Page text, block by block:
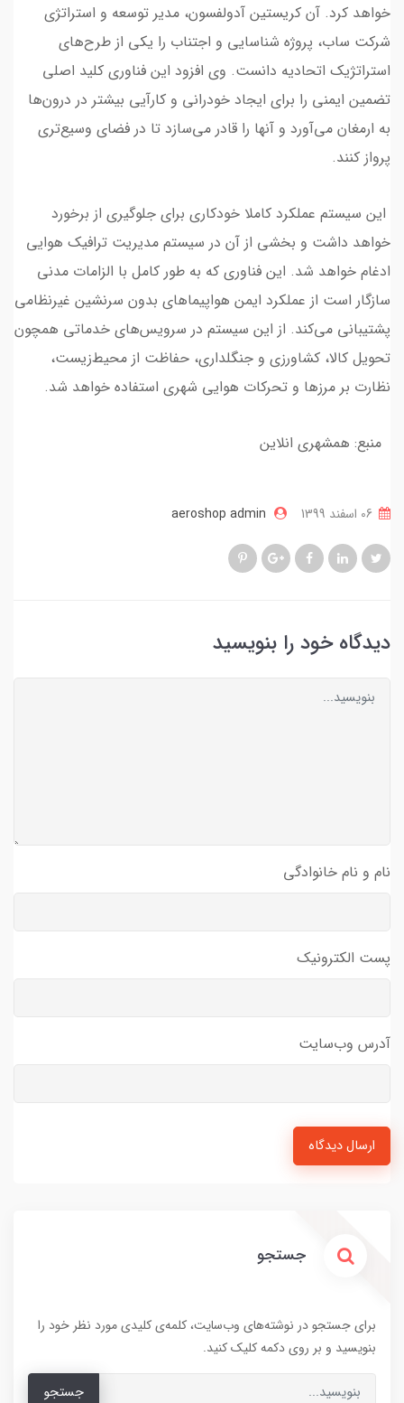
خواهد کرد. آن کریستین آدولفسون، مدیر توسعه و استراتژی
شرکت ساب، پروژه شناسایی و اجتناب را یکی از طرح‌های
استراتژیک اتحادیه دانست. وی افزود این فناوری کلید اصلی
تضمین ایمنی را برای ایجاد خودرانی و کارآیی بیشتر در درون‌ها
به ارمغان می‌آورد و آنها را قادر می‌سازد تا در فضای وسیع‌تری
پرواز کنند.
این سیستم عملکرد کاملا خودکاری برای جلوگیری از برخورد
خواهد داشت و بخشی از آن در سیستم مدیریت ترافیک هوایی
ادغام خواهد شد. این فناوری که به طور کامل با الزامات مدنی
سازگار است از عملکرد ایمن هواپیماهای بدون سرنشین غیرنظامی
پشتیبانی می‌کند. از این سیستم در سرویس‌های خدماتی همچون
تحویل کالا، کشاورزی و جنگلداری، حفاظت از محیط‌زیست،
نظارت بر مرزها و تحرکات هوایی شهری استفاده خواهد شد.
منبع: همشهری انلاین
aeroshop admin
دیدگاه خود را بنویسید
نام و نام خانوادگی
پست الکترونیک
آدرس وب‌سایت
ارسال دیدگاه
جستجو
برای جستجو در نوشته‌های وب‌سایت، کلمه‌ی کلیدی مورد نظر خود را
بنویسید و بر روی دکمه کلیک کنید.
جستجو